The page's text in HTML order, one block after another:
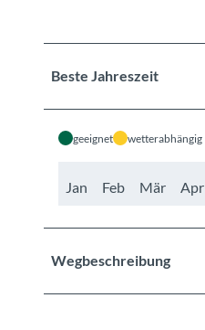
Beste Jahreszeit
geeignet wetterabhängig
Jan Feb Mär Apr
Wegbeschreibung